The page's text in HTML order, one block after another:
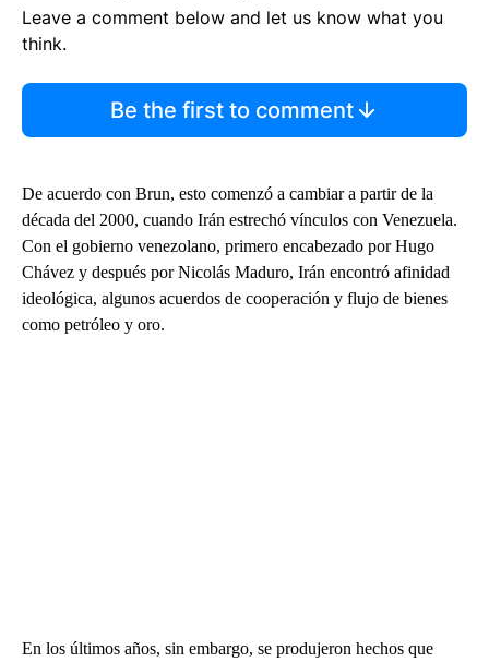
Leave a comment below and let us know what you
think.
Be the first to comment
De acuerdo con Brun, esto comenzó a cambiar a partir de la
década del 2000, cuando Irán estrechó vínculos con Venezuela.
Con el gobierno venezolano, primero encabezado por Hugo
Chávez y después por Nicolás Maduro, Irán encontró afinidad
ideológica, algunos acuerdos de cooperación y flujo de bienes
como petróleo y oro.
En los últimos años, sin embargo, se produjeron hechos que